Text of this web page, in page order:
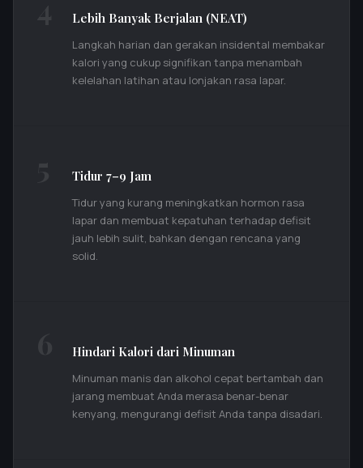
Lebih Banyak Berjalan (NEAT)
Langkah harian dan gerakan insidental membakar
kalori yang cukup signifikan tanpa menambah
kelelahan latihan atau lonjakan rasa lapar.
Tidur 7–9 Jam
Tidur yang kurang meningkatkan hormon rasa
lapar dan membuat kepatuhan terhadap defisit
jauh lebih sulit, bahkan dengan rencana yang
solid.
Hindari Kalori dari Minuman
Minuman manis dan alkohol cepat bertambah dan
jarang membuat Anda merasa benar-benar
kenyang, mengurangi defisit Anda tanpa disadari.